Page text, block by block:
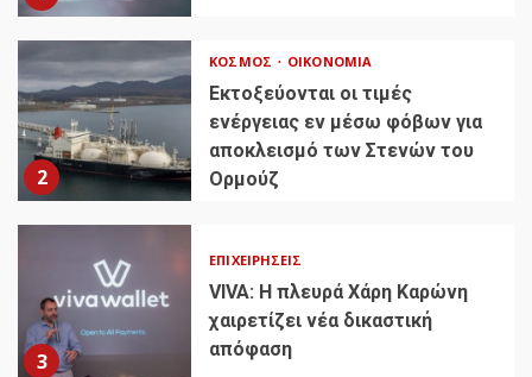
2
ΚΌΣΜΟΣ ΟΙΚΟΝΟΜΊΑ
Εκτοξεύονται οι τιμές
ενέργειας εν μέσω φόβων για
αποκλεισμό των Στενών του
Ορμούζ
3
ΕΠΙΧΕΙΡΉΣΕΙΣ
VIVA: Η πλευρά Χάρη Καρώνη
χαιρετίζει νέα δικαστική
απόφαση